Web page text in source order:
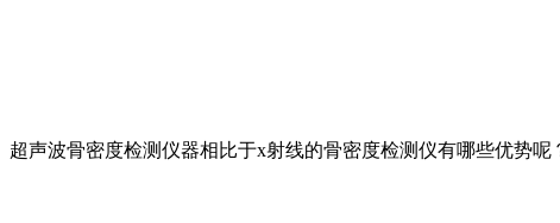
超声波骨密度检测仪器相比于x射线的骨密度检测仪有哪些优势呢